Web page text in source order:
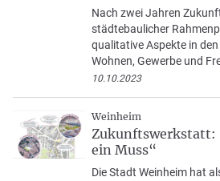
Nach zwei Jahren
städtebaulicher
qualitative Aspekte in
Wohnen, Gewerbe und
10.10.2023
Weinheim
Zukunftswerkstatt:
ein Muss“
Die Stadt Weinheim hat